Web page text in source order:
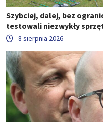
Szybciej, dalej, bez
testowali niezwykły
8 sierpnia 2026